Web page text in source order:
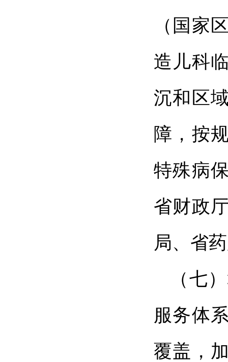
（国家
造儿科
沉和区
障，按
特殊病
省财政
局、省
（七
服务体
覆盖，